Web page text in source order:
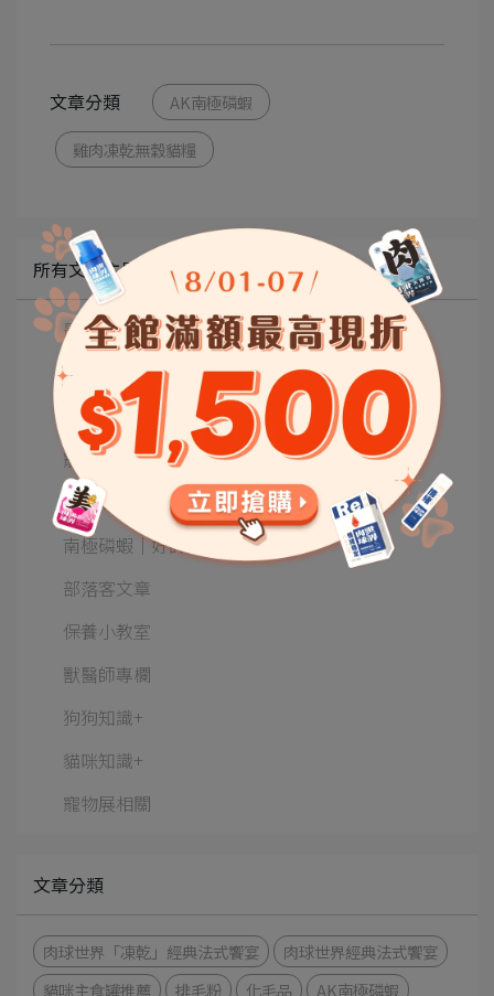
文章分類 AK南極磷蝦
雞肉凍乾無穀貓糧
所有文章主題
最新動態
營養師專欄
毛孩知識庫
寵物展相關
保養味蕾
南極磷蝦│好評真實回饋
部落客文章
保養小教室
獸醫師專欄
狗狗知識+
貓咪知識+
寵物展相關
文章分類
肉球世界「凍乾」經典法式饗宴
肉球世界經典法式饗宴
貓咪主食罐推薦
排毛粉 化毛品
AK南極磷蝦